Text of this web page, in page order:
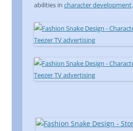
abilities in character development.